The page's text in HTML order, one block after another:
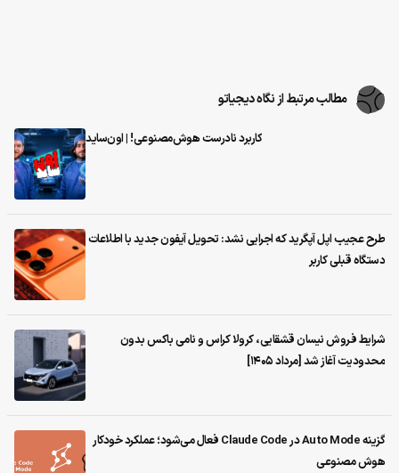
مطالب مرتبط از نگاه دیجیاتو
کاربرد نادرست هوش‌مصنوعی! | اون‌ساید
طرح عجیب اپل آپگرید که اجرایی نشد: تحویل آیفون جدید با اطلاعات
دستگاه قبلی کاربر
شرایط فروش نیسان قشقایی، کرولا کراس و نامی باکس بدون
محدودیت آغاز شد [مرداد ۱۴۰۵]
گزینه Auto Mode در Claude Code فعال می‌شود؛ عملکرد خودکار
هوش مصنوعی